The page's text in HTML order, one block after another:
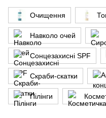
Очищення
Навколо очей
Сонцезахисні SPF
Скраби-скатки
Пілінги